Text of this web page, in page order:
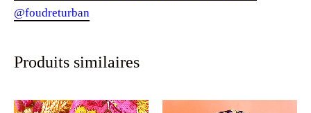
@foudreturban
Produits similaires